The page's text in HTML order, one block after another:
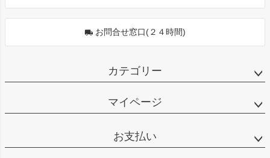
お問合せ窓口(２４時間)
カテゴリー
マイページ
お支払い